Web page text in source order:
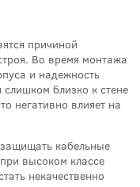
причиной
Во время монтажа
и надежность
близко к стене
негативно влияет на
кабельные
высоком классе
некачественно